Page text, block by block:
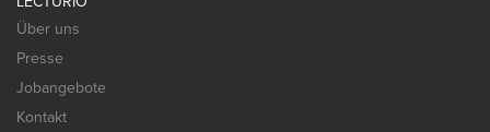
Über uns
Presse
Jobangebote
Kontakt